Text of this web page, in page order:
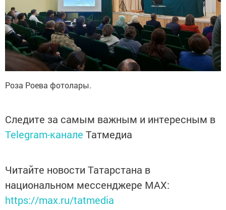
Роза Роева фотолары.
Следите за самым важным и интересным в
Telegram-канале Татмедиа
Читайте новости Татарстана в
национальном мессенджере MАХ:
https://max.ru/tatmedia